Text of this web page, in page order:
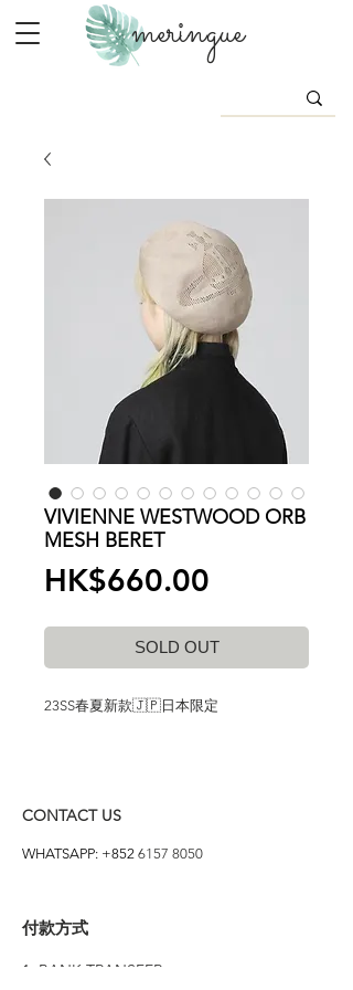
meringue
VIVIENNE WESTWOOD ORB
MESH BERET
HK$660.00
格
SOLD OUT
23SS春夏新款🇯🇵日本限定
CONTACT US
WHATSAPP: +852 6157 8050
付款方式
1. BANK TRANSFER